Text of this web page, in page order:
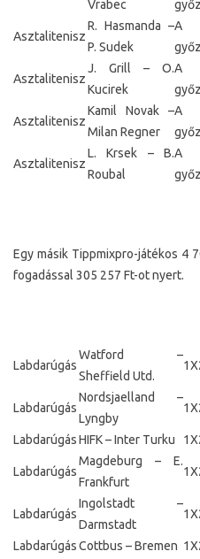
Vrabec
Asztalitenisz
R. Hasmanda –
P. Sudek
A
Asztalitenisz
J. Grill – O.
Kucirek
A
Asztalitenisz
Kamil Novak –
Milan Regner
A
Asztalitenisz
L. Krsek – B.
Roubal
A
Egy másik Tippmixpro-játékos 4
fogadással 305 257 Ft-ot nyert.
Labdarúgás
Watford –
Sheffield Utd.
Labdarúgás
Nordsjaelland –
Lyngby
LabdarúgásHIFK – Inter Turku
Labdarúgás
Magdeburg – E.
Frankfurt
Labdarúgás
Ingolstadt –
Darmstadt
LabdarúgásCottbus – Bremen